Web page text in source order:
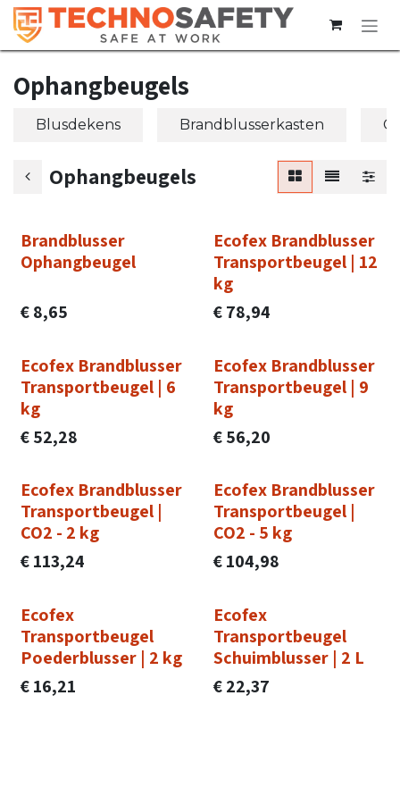
Overslaan naar inhoud
Ophangbeugels
Blusdekens Brandblusserkasten
Ophangbeugels
Brandblusser
Ophangbeugel
€8,65
Ecofex Brandblusser
Transportbeugel | 12
kg
€78,94
Ecofex Brandblusser
Transportbeugel | 6
kg
€52,28
Ecofex Brandblusser
Transportbeugel | 9
kg
€56,20
Ecofex Brandblusser
Transportbeugel |
CO2 - 2 kg
€113,24
Ecofex Brandblusser
Transportbeugel |
CO2 - 5 kg
€104,98
Ecofex
Transportbeugel
Poederblusser | 2 kg
€16,21
Ecofex
Transportbeugel
Schuimblusser | 2 L
€22,37